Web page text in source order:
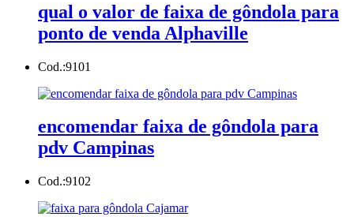
qual o valor de faixa de gôndola para
ponto de venda Alphaville
Cod.:9101
encomendar faixa de gôndola para
pdv Campinas
Cod.:9102